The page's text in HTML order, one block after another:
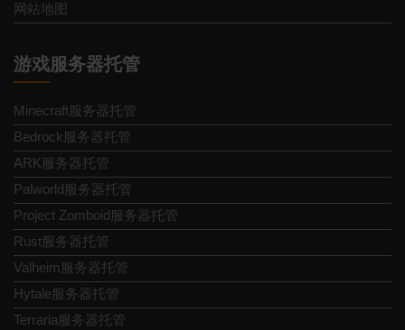
网站地图
游戏服务器托管
Minecraft服务器托管
Bedrock服务器托管
ARK服务器托管
Palworld服务器托管
Project Zomboid服务器托管
Rust服务器托管
Valheim服务器托管
Hytale服务器托管
Terraria服务器托管